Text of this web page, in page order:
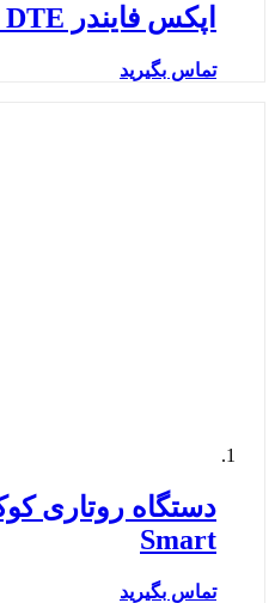
اپکس فایندر DTE مدل Dpex1
تماس بگیرید
Smart
تماس بگیرید